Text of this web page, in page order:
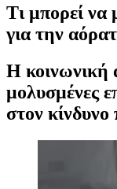
Τι μπορεί να
για την
Η κοινωνική
μολυσμένες
στον κίνδυνο